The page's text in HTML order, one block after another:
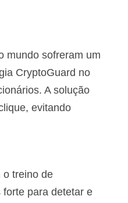
mundo sofreram um
CryptoGuard no
A solução
evitando
o treino de
para detetar e